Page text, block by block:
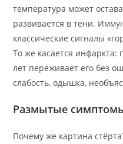
температура может
развивается в тени.
классические сигналы
То же касается
лет переживает его без
слабость, одышка,
Размытые
Почему же картина